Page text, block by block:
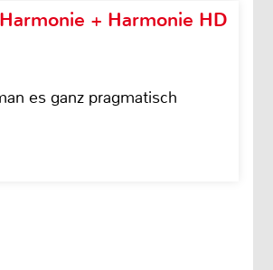
+ Harmonie HD
es ganz pragmatisch